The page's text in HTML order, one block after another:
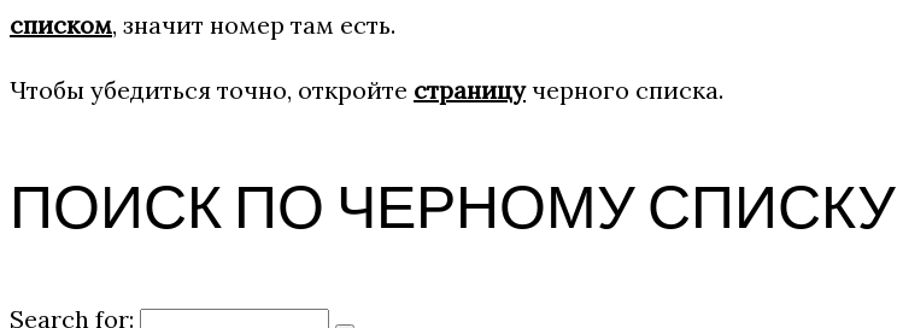
списком, значит номер там есть.
Чтобы убедиться точно, откройте страницучерного списка.
ПОИСК ПО ЧЕРНОМУ СПИСКУ
Search for: